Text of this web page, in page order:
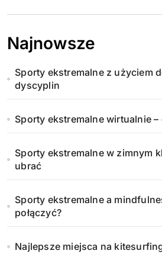
Najnowsze
Sporty ekstremalne z użyciem
dyscyplin
Sporty ekstremalne wirtualnie
Sporty ekstremalne w zimnym
ubrać
Sporty ekstremalne a
połączyć?
Najlepsze miejsca na